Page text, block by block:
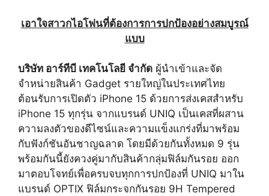
เอาใจสาวกไอโฟนที่ต้องการการปกป้องอย่างสมบูรณ์
แบบ
บริษัท อาร์ทีบี เทคโนโลยี จำกัด ผู้นำเข้าและจัด
จำหน่ายสินค้า Gadget รายใหญ่ในประเทศไทย
ต้อนรับการเปิดตัว iPhone 15 ด้วยการส่งเคสสำหรับ
iPhone 15 ทุกรุ่น จากแบรนด์ UNIQ เป็นเคสที่ผสาน
ความลงตัวของดีไซน์และความแข็งแกร่งที่มาพร้อม
กับฟังก์ชันอันชาญฉลาด โดยมีด้วยกันทั้งหมด 9 รุ่น
พร้อมกันนี้ยังควงคู่มากับสินค้ากลุ่มฟิล์มกันรอย ออก
มาตอบโจทย์เพื่อครบจบทุกการปกป้องที่ UNIQ มาใน
แบรนด์ OPTIX ฟิล์มกระจกกันรอย 9H Tempered